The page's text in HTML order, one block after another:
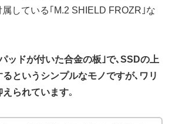
している｢M.2 SHIELD FROZR｣な
ッドが付いた合金の板｣で､SSDの上
というシンプルなモノですが､ワリ
えられています｡